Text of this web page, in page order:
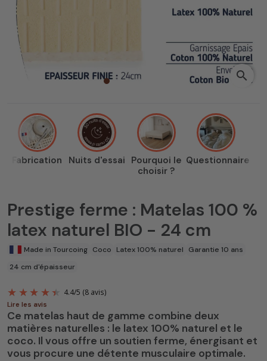
search
Fabrication Nuits d'essai Pourquoi le
choisir ?
Questionnaire
Prestige ferme : Matelas 100 %
latex naturel BIO - 24 cm
Made in Tourcoing Coco Latex 100% naturel
Garantie 10 ans
24 cm d'épaisseur
Lire les avis
Ce matelas haut de gamme combine deux
matières naturelles : le latex 100% naturel et le
coco. Il vous offre un soutien ferme, énergisant et
vous procure une détente musculaire optimale.